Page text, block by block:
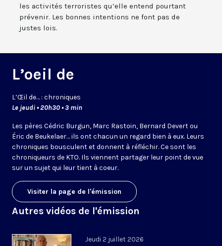
les activités terroristes qu’elle entend pourtant
prévenir. Les bonnes intentions ne font pas de
justes lois.
L’oeil de
L’Œil de… : chroniques
Le jeudi • 20h30 • 3 min
Les pères Cédric Burgun, Marc Rastoin, Bernard Devert ou
Éric de Beukelaer… ils ont chacun un regard bien à eux. Leurs
chroniques bousculent et donnent à réfléchir. Ce sont les
chroniqueurs de KTO. Ils viennent partager leur point de vue
sur un sujet qui leur tient à coeur.
Visiter la page de l'émission
Autres vidéos de l'émission
Jeudi 2 juillet 2026